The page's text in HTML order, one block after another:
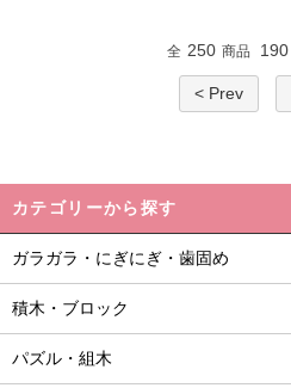
全 250 商品 190
< Prev
カテゴリーから探す
ガラガラ・にぎにぎ・歯固め
積木・ブロック
パズル・組木